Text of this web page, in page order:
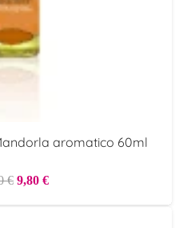
aromatico 60ml
€ Il
prezzo
9,80 €Il
prezzo